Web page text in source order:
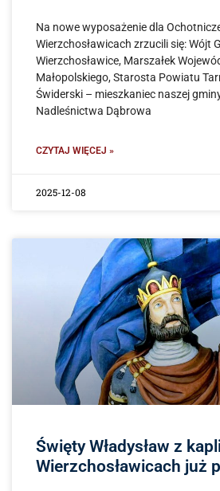
Na nowe wyposażenie dla
Wierzchosławicach zrzucili się: Wójt
Wierzchosławice, Marszałek
Małopolskiego, Starosta Powiatu
Świderski – mieszkaniec naszej
Nadleśnictwa Dąbrowa
CZYTAJ WIĘCEJ »
2025-12-08
Święty Władysław z
Wierzchosławicach już